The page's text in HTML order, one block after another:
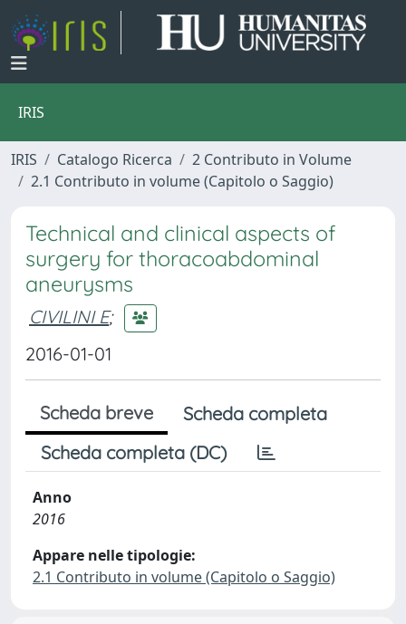
IRIS
IRIS Catalogo Ricerca
2 Contributo in Volume
2.1 Contributo in volume (Capitolo o Saggio)
Technical and clinical aspects of
surgery for thoracoabdominal
aneurysms
CIVILINI E;
2016-01-01
Scheda breve
Scheda completa
Scheda completa (DC)
Anno
2016
Appare nelle tipologie:
2.1 Contributo in volume (Capitolo o Saggio)